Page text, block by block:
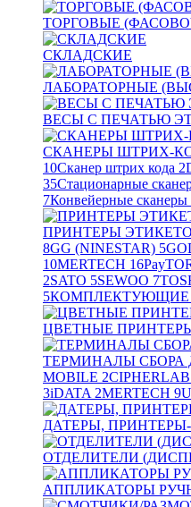
ТОРГОВЫЕ
СКЛАДСКИЕ
ЛАБОРАТОРНЫЕ
ВЕСЫ С ПЕЧАТЬЮ
СКАНЕРЫ ШТРИХ-
10Сканер штрих кода
35Стационарные
7Конвейерные сканеры
ПРИНТЕРЫ
8GG (NINESTAR) 5
10MERTECH 16
2SATO 5SEWOO 7
5КОМПЛЕКТУЮЩИЕ
ЦВЕТНЫЕ
ТЕРМИНАЛЫ СБОРА
MOBILE 2CIPHERLAB
3iDATA 2MERTECH 9
ДАТЕРЫ,
ОТДЕЛИТЕЛИ
АППЛИКАТОРЫ